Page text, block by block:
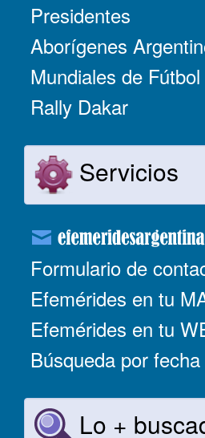
Presidentes
Aborígenes
Mundiales de Fútbol
Rally Dakar
Servicios
Formulario de
Efemérides en tu
Efemérides en tu
Búsqueda por fecha
Lo +